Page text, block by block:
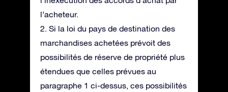
l’acheteur.
2. Si la loi du pays de destination des
marchandises achetées prévoit des
possibilités de réserve de propriété plus
étendues que celles prévues au
paragraphe 1 ci-dessus, ces possibilités